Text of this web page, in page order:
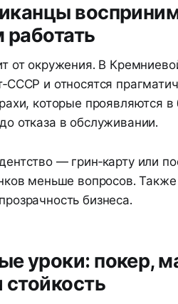
работать
от окружения. В
и относятся
которые проявляются
отказа в обслуживании.
— грин‑карту или
меньше вопросов.
бизнеса.
уроки: покер,